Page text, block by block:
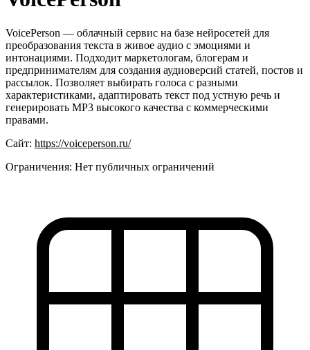
VoicePerson — облачный сервис на базе нейросетей для
преобразования текста в живое аудио с эмоциями и
интонациями. Подходит маркетологам, блогерам и
предпринимателям для создания аудиоверсий статей, постов и
рассылок. Позволяет выбирать голоса с разными
характеристиками, адаптировать текст под устную речь и
генерировать MP3 высокого качества с коммерческими
правами.
Сайт: https://voiceperson.ru/
Ограничения: Нет публичных ограничений